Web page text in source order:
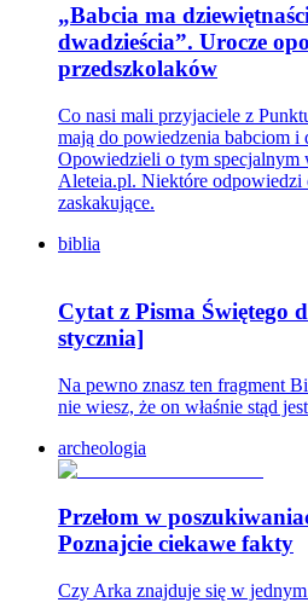
„Babcia ma
dwadzieścia”. Urocze
przedszkolaków
Co nasi mali przyjaciele z
mają do powiedzenia babciom i
Opowiedzieli o tym specjalnym
Aleteia.pl. Niektóre odpowiedzi
zaskakujące.
biblia
Cytat z Pisma Świętego
stycznia]
Na pewno znasz ten fragment
nie wiesz, że on właśnie stąd
archeologia
Przełom w
Poznajcie ciekawe fakty
Czy Arka znajduje się w